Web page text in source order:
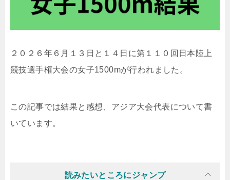
２０２６年６月１３日と１４日に第１１０回日本陸上
競技選手権大会の女子1500mが行われました。
この記事では結果と感想、アジア大会代表について書
いています。
読みたいところにジャンプ